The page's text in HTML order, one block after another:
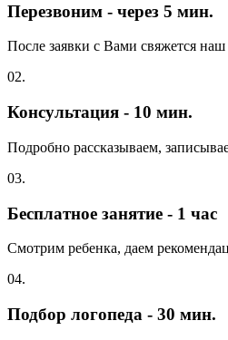
Перезвоним - через 5 мин.
После заявки с Вами свяжется наш
02.
Консультация - 10 мин.
Подробно рассказываем,
03.
Бесплатное занятие - 1 час
Смотрим ребенка, даем
04.
Подбор логопеда - 30 мин.